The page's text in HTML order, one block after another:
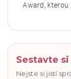
Award, kterou
Sestavte
Nejste si jistí